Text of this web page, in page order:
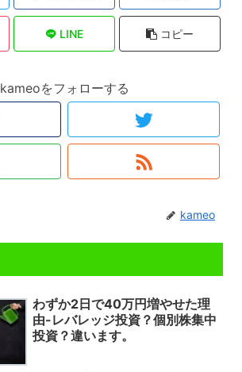
LINE コピー
kameoをフォローする
kameo
わずか2日で40万円増やせた理
由-レバレッジ投資？個別株集中
投資？違います。